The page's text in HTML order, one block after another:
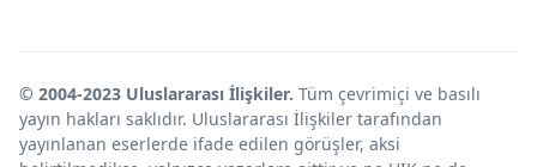
© 2004-2023 Uluslararası İlişkiler. Tüm çevrimiçi ve basılı
yayın hakları saklıdır. Uluslararası İlişkiler tarafından
yayınlanan eserlerde ifade edilen görüşler, aksi